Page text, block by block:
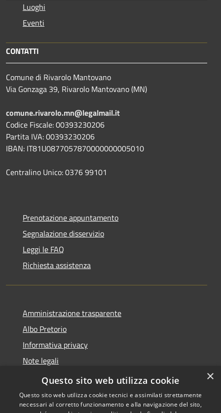
Luoghi
Eventi
CONTATTI
Comune di Rivarolo Mantovano
Via Gonzaga 39, Rivarolo Mantovano (MN)
comune.rivarolo.mn@legalmail.it
Codice Fiscale: 00393230206
Partita IVA: 00393230206
IBAN: IT81U0877057870000000005010
Centralino Unico: 0376 99101
Prenotazione appuntamento
Segnalazione disservizio
Leggi le FAQ
Richiesta assistenza
Amministrazione trasparente
Albo Pretorio
Informativa privacy
Note legali
Dichiarazione di accessibilità
×
Questo sito web utilizza cookie
Questo sito web utilizza cookie tecnici e assimilati strettamente
necessari al corretto funzionamento e alla navigazione del sito,